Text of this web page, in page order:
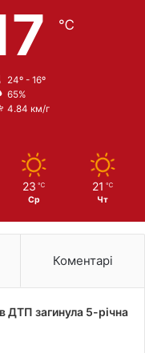
℃
24º - 16º
65%
4.84 км/г
23 ℃
Ср
21 ℃
Чт
Коментарі
ДТП загинула 5-річна